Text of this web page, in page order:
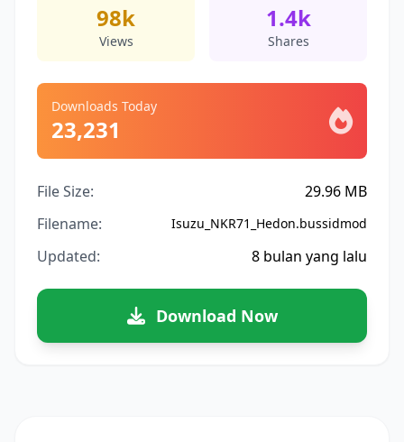
98k
Views
1.4k
Shares
Downloads Today
23,231
File Size:
29.96 MB
Filename:
Isuzu_NKR71_Hedon.bussidmod
Updated: 8 bulan yang lalu
Download Now